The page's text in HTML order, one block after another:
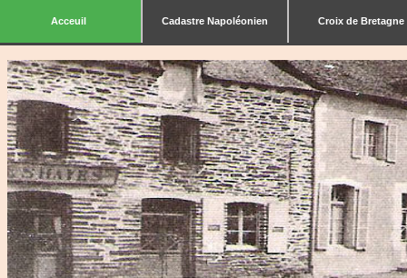
Acceuil Cadastre Napoléonien Croix de Bretagne